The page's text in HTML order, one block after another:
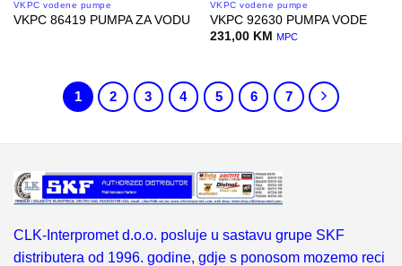
VKPC vodene pumpe
VKPC 86419 PUMPA ZA VODU
VKPC vodene pumpe
VKPC 92630 PUMPA VODE
231,00 KM MPC
1 2 3 4 5 6 7
CLK-Interpromet d.o.o. posluje u sastavu grupe SKF
distributera od 1996. godine, gdje s ponosom mozemo reci